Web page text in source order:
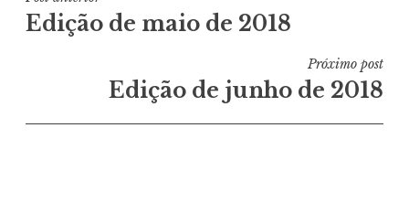
de
Edição de maio de 2018
Próximo post
Edição de junho de 2018